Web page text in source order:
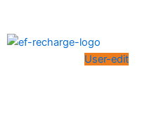
User-edit